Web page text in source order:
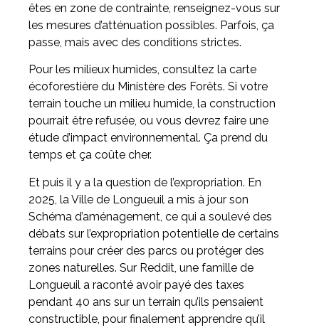
êtes en zone de contrainte, renseignez-vous sur
les mesures d’atténuation possibles. Parfois, ça
passe, mais avec des conditions strictes.
Pour les milieux humides, consultez la carte
écoforestière du Ministère des Forêts. Si votre
terrain touche un milieu humide, la construction
pourrait être refusée, ou vous devrez faire une
étude d’impact environnemental. Ça prend du
temps et ça coûte cher.
Et puis il y a la question de l’expropriation. En
2025, la Ville de Longueuil a mis à jour son
Schéma d’aménagement, ce qui a soulevé des
débats sur l’expropriation potentielle de certains
terrains pour créer des parcs ou protéger des
zones naturelles. Sur Reddit, une famille de
Longueuil a raconté avoir payé des taxes
pendant 40 ans sur un terrain qu’ils pensaient
constructible, pour finalement apprendre qu’il